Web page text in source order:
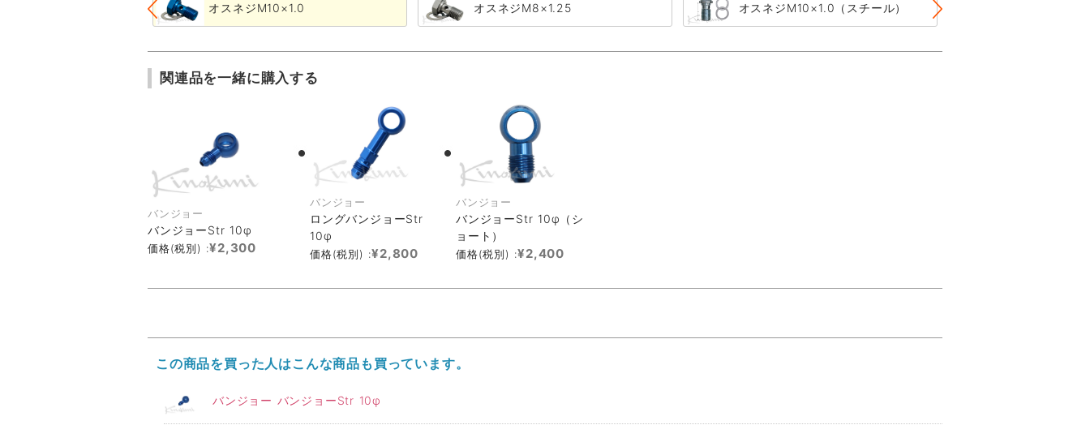
オスネジM10×1.0 オスネジM8×1.25 オスネジM10×1.0（スチール）
関連品を一緒に購入する
バンジョー
バンジョーStr 10φ
価格(税別) :¥2,300
バンジョー
ロングバンジョーStr
10φ
価格(税別) :¥2,800
バンジョー
バンジョーStr 10φ（シ
ョート）
価格(税別) :¥2,400
この商品を買った人はこんな商品も買っています。
バンジョー バンジョーStr 10φ